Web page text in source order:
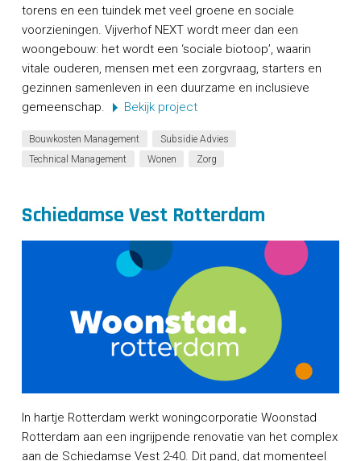
torens en een tuindek met veel groene en sociale
voorzieningen. Vijverhof NEXT wordt meer dan een
woongebouw: het wordt een ‘sociale biotoop’, waarin
vitale ouderen, mensen met een zorgvraag, starters en
gezinnen samenleven in een duurzame en inclusieve
gemeenschap.
Bekijk project
Bouwkosten Management
Subsidie Advies
Technical Management
Wonen Zorg
Schiedamse Vest Rotterdam
In hartje Rotterdam werkt woningcorporatie Woonstad
Rotterdam aan een ingrijpende renovatie van het complex
aan de Schiedamse Vest 2-40. Dit pand, dat momenteel